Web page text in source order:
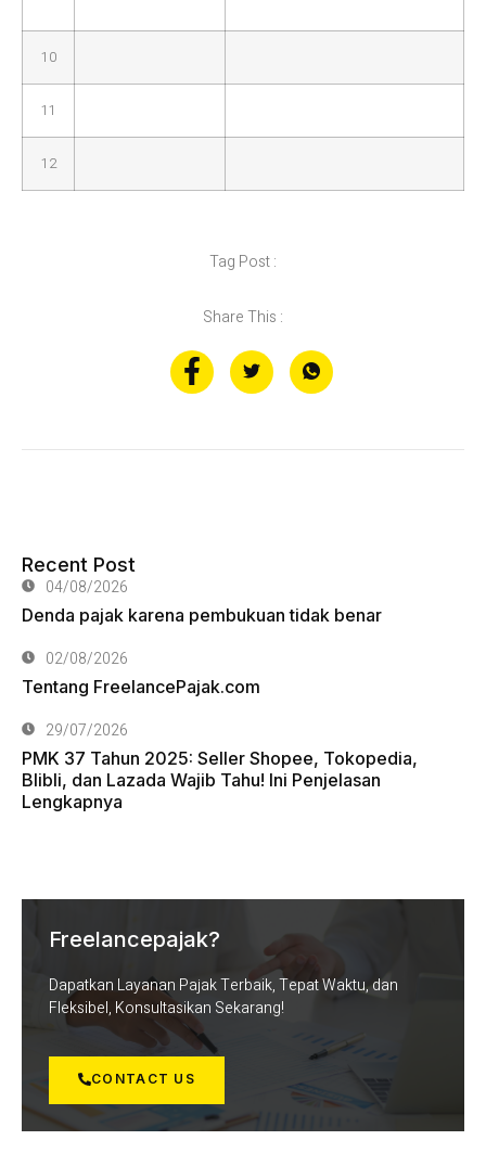
10
11
12
Tag Post :
Share This :
Recent Post
04/08/2026
Denda pajak karena pembukuan tidak benar
02/08/2026
Tentang FreelancePajak.com
29/07/2026
PMK 37 Tahun 2025: Seller Shopee, Tokopedia,
Blibli, dan Lazada Wajib Tahu! Ini Penjelasan
Lengkapnya
Freelancepajak?
Dapatkan Layanan Pajak Terbaik, Tepat Waktu, dan
Fleksibel, Konsultasikan Sekarang!
CONTACT US